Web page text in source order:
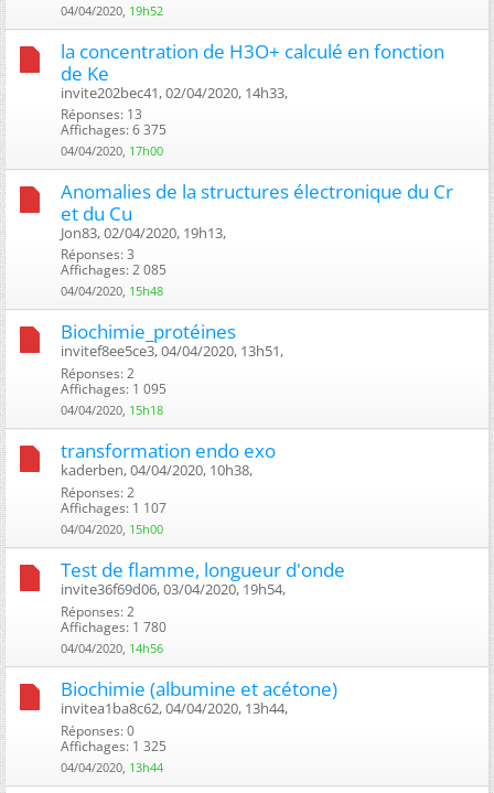
04/04/2020, 19h52
la concentration de H3O+ calculé en fonction
de Ke
invite202bec41, 02/04/2020, 14h33, ‎
Réponses: 13
Affichages: 6 375
04/04/2020, 17h00
Anomalies de la structures électronique du Cr
et du Cu
Jon83, 02/04/2020, 19h13, ‎
Réponses: 3
Affichages: 2 085
04/04/2020, 15h48
Biochimie_protéines
invitef8ee5ce3, 04/04/2020, 13h51, ‎
Réponses: 2
Affichages: 1 095
04/04/2020, 15h18
transformation endo exo
kaderben, 04/04/2020, 10h38, ‎
Réponses: 2
Affichages: 1 107
04/04/2020, 15h00
Test de flamme, longueur d'onde
invite36f69d06, 03/04/2020, 19h54, ‎
Réponses: 2
Affichages: 1 780
04/04/2020, 14h56
Biochimie (albumine et acétone)
invitea1ba8c62, 04/04/2020, 13h44, ‎
Réponses: 0
Affichages: 1 325
04/04/2020, 13h44